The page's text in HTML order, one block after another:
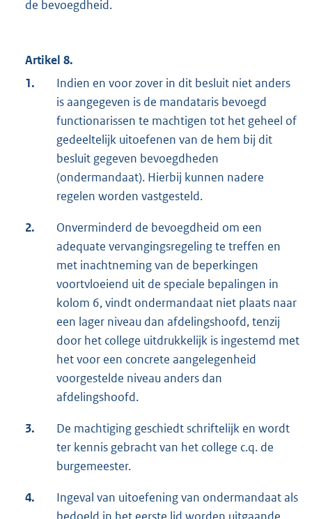
de bevoegdheid.
Artikel 8.
1.
Indien en voor zover in dit besluit niet anders
is aangegeven is de mandataris bevoegd
functionarissen te machtigen tot het geheel of
gedeeltelijk uitoefenen van de hem bij dit
besluit gegeven bevoegdheden
(ondermandaat). Hierbij kunnen nadere
regelen worden vastgesteld.
2.
Onverminderd de bevoegdheid om een
adequate vervangingsregeling te treffen en
met inachtneming van de beperkingen
voortvloeiend uit de speciale bepalingen in
kolom 6, vindt ondermandaat niet plaats naar
een lager niveau dan afdelingshoofd, tenzij
door het college uitdrukkelijk is ingestemd met
het voor een concrete aangelegenheid
voorgestelde niveau anders dan
afdelingshoofd.
3.
De machtiging geschiedt schriftelijk en wordt
ter kennis gebracht van het college c.q. de
burgemeester.
4.
Ingeval van uitoefening van ondermandaat als